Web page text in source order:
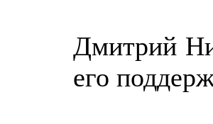
Дмитрий
его